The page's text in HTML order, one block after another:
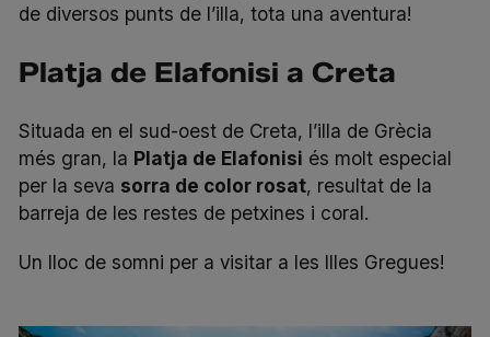
de diversos punts de l’illa, tota una aventura!
Platja de Elafonisi a Creta
Situada en el sud-oest de Creta, l’illa de Grècia
més gran, la Platja de Elafonisi és molt especial
per la seva sorra de color rosat, resultat de la
barreja de les restes de petxines i coral.
Un lloc de somni per a visitar a les Illes Gregues!